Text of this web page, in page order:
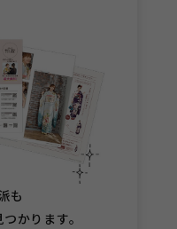
も
かります。